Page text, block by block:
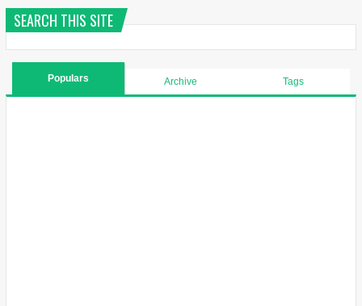
SEARCH THIS SITE
Populars Archive Tags